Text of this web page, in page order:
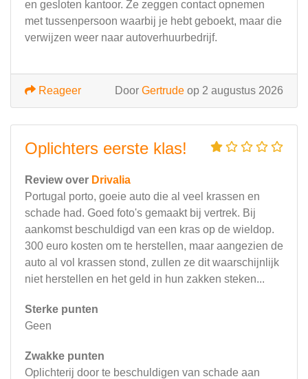
en gesloten kantoor. Ze zeggen contact opnemen
met tussenpersoon waarbij je hebt geboekt, maar die
verwijzen weer naar autoverhuurbedrijf.
Door Gertrude op 2 augustus 2026
Reageer
Oplichters eerste klas!
Review over Drivalia
Portugal porto, goeie auto die al veel krassen en
schade had. Goed foto's gemaakt bij vertrek. Bij
aankomst beschuldigd van een kras op de wieldop.
300 euro kosten om te herstellen, maar aangezien de
auto al vol krassen stond, zullen ze dit waarschijnlijk
niet herstellen en het geld in hun zakken steken...
Sterke punten
Geen
Zwakke punten
Oplichterij door te beschuldigen van schade aan